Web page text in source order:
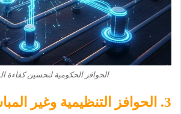
الحوافز الحكومية لتحسين كفاءة
3. الحوافز التنظيمية وغير المباشرة